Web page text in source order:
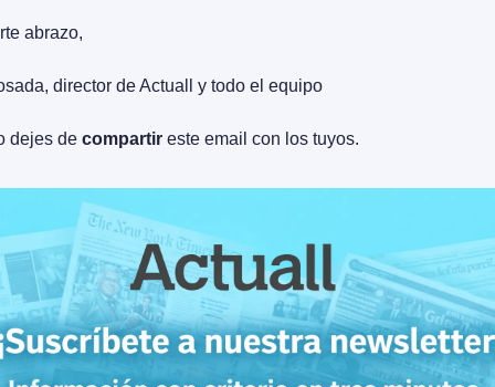
abrazo,
director de Actuall y todo el equipo
dejes de compartir este email con los tuyos.